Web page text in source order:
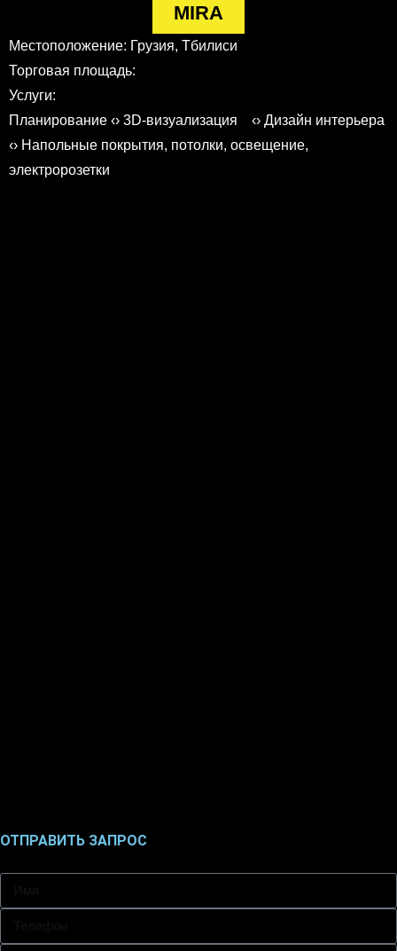
MIRA
Местоположение: Грузия, Тбилиси
Торговая площадь:
Услуги:
Планирование ‹› 3D-визуализация ‹› Дизайн интерьера
‹› Напольные покрытия, потолки, освещение,
электророзетки
ОТПРАВИТЬ ЗАПРОС